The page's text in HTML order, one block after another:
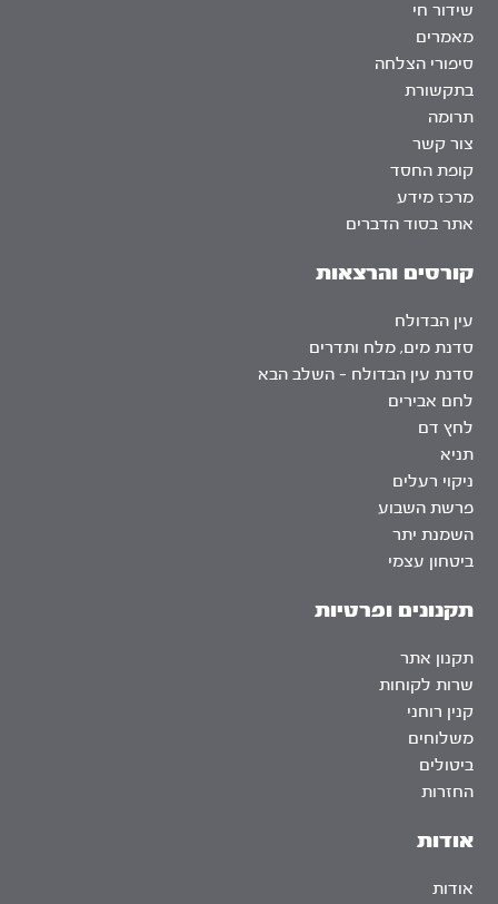
אודות
אודות
שידור חי
מאמרים
סיפורי הצלחה
בתקשורת
תרומה
צור קשר
קופת החסד
מרכז מידע
אתר בסוד הדברים
קורסים והרצאות
עין הבדולח
סדנת מים, מלח ותדרים
סדנת עין הבדולח – השלב הבא
לחם אבירים
לחץ דם
תניא
ניקוי רעלים
פרשת השבוע
השמנת יתר
ביטחון עצמי
תקנונים ופרטיות
תקנון אתר
שרות לקוחות
קנין רוחני
משלוחים
ביטולים
החזרות